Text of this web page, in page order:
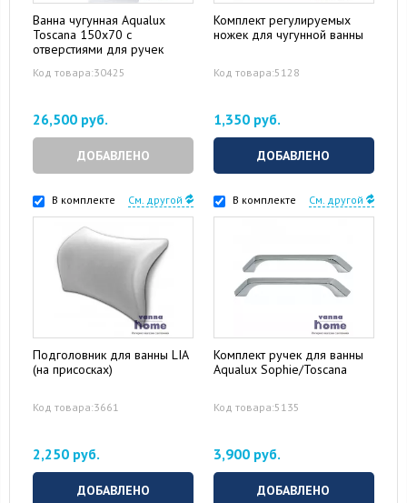
Ванна чугунная Aqualux
Toscana 150x70 с
отверстиями для ручек
Код товара:30425
26,500 руб.
ДОБАВЛЕНО
Комплект регулируемых
ножек для чугунной ванны
Код товара:5128
1,350 руб.
ДОБАВЛЕНО
В комплекте См. другой
Подголовник для ванны LIA
(на присосках)
Код товара:3661
2,250 руб.
ДОБАВЛЕНО
В комплекте См. другой
Комплект ручек для ванны
Aqualux Sophie/Toscana
Код товара:5135
3,900 руб.
ДОБАВЛЕНО